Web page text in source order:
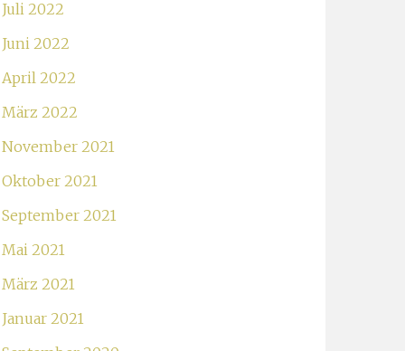
Juli 2022
Juni 2022
April 2022
März 2022
November 2021
Oktober 2021
September 2021
Mai 2021
März 2021
Januar 2021